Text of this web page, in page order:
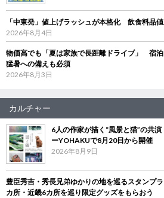
「中東発」値上げラッシュが本格化 飲食料品
2026年8月4日
物価高でも「夏は家族で長距離ドライブ」 宿泊
猛暑への備えも必須
2026年8月3日
カルチャー
6人の作家が描く“風景と猫”の共
ーYOHAKUで8月20日から開催
2026年8月9日
豊臣秀吉・秀長兄弟ゆかりの地を巡るスタンプ
カ所・近畿6カ所を巡り限定グッズをもらおう